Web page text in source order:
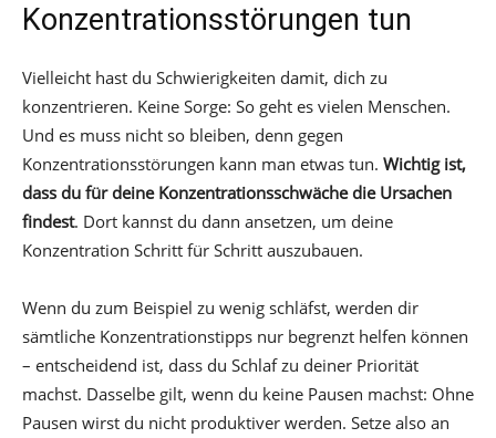
Konzentrationsstörungen tun
Vielleicht hast du Schwierigkeiten damit, dich zu
konzentrieren. Keine Sorge: So geht es vielen Menschen.
Und es muss nicht so bleiben, denn gegen
Konzentrationsstörungen kann man etwas tun. Wichtig ist,
dass du für deine Konzentrationsschwäche die Ursachen
findest. Dort kannst du dann ansetzen, um deine
Konzentration Schritt für Schritt auszubauen.
Wenn du zum Beispiel zu wenig schläfst, werden dir
sämtliche Konzentrationstipps nur begrenzt helfen können
– entscheidend ist, dass du Schlaf zu deiner Priorität
machst. Dasselbe gilt, wenn du keine Pausen machst: Ohne
Pausen wirst du nicht produktiver werden. Setze also an